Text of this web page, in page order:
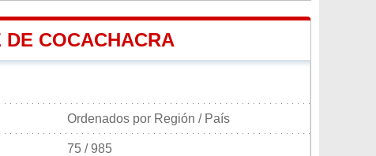
COCACHACRA
Ordenados por Región / País
75 / 985